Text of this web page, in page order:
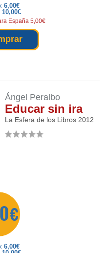
6,00€
10,00€
España 5,00€
Ángel Peralbo
Educar sin ira
La Esfera de los Libros 2012
€
6,00€